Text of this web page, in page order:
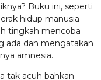
Buku ini, seperti
hidup manusia
tingkah mencoba
ada dan mengatakan
amnesia.
tak acuh bahkan